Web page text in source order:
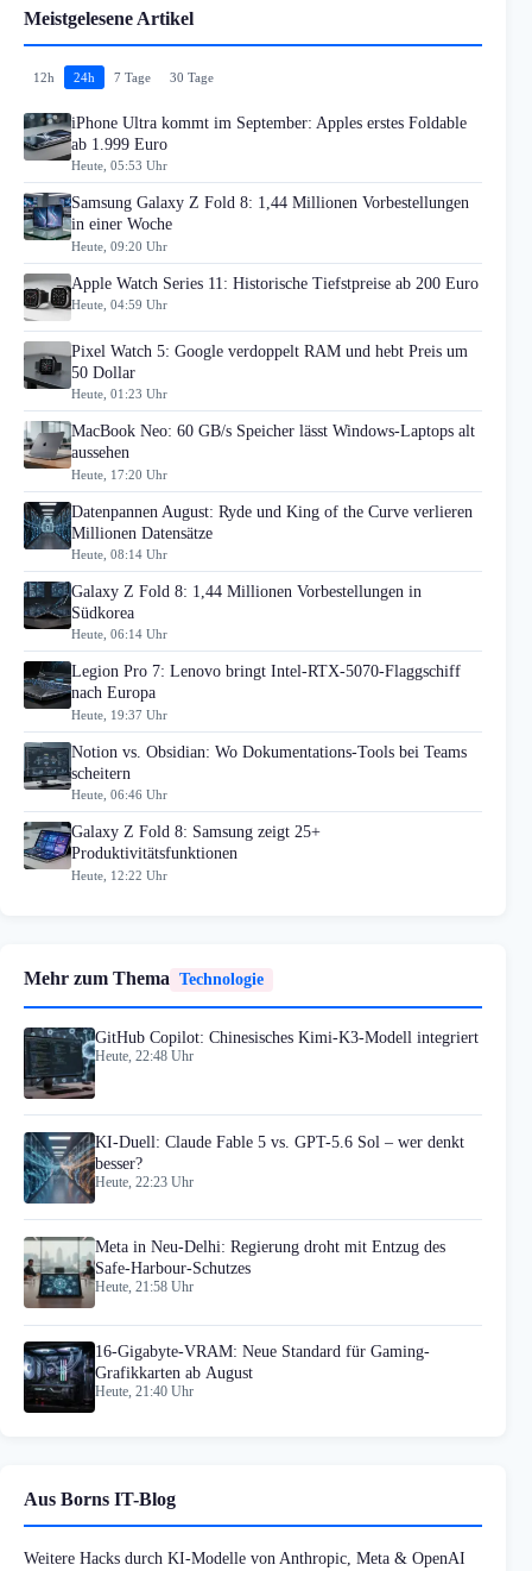
Meistgelesene Artikel
12h 24h 7 Tage 30 Tage
iPhone Ultra kommt im September: Apples erstes Foldable
ab 1.999 Euro
Heute, 05:53 Uhr
Samsung Galaxy Z Fold 8: 1,44 Millionen Vorbestellungen
in einer Woche
Heute, 09:20 Uhr
Apple Watch Series 11: Historische Tiefstpreise ab 200 Euro
Heute, 04:59 Uhr
Pixel Watch 5: Google verdoppelt RAM und hebt Preis um
50 Dollar
Heute, 01:23 Uhr
MacBook Neo: 60 GB/s Speicher lässt Windows-Laptops alt
aussehen
Heute, 17:20 Uhr
Datenpannen August: Ryde und King of the Curve verlieren
Millionen Datensätze
Heute, 08:14 Uhr
Galaxy Z Fold 8: 1,44 Millionen Vorbestellungen in
Südkorea
Heute, 06:14 Uhr
Legion Pro 7: Lenovo bringt Intel-RTX-5070-Flaggschiff
nach Europa
Heute, 19:37 Uhr
Notion vs. Obsidian: Wo Dokumentations-Tools bei Teams
scheitern
Heute, 06:46 Uhr
Galaxy Z Fold 8: Samsung zeigt 25+
Produktivitätsfunktionen
Heute, 12:22 Uhr
Mehr zum Thema Technologie
GitHub Copilot: Chinesisches Kimi-K3-Modell integriert
Heute, 22:48 Uhr
KI-Duell: Claude Fable 5 vs. GPT-5.6 Sol – wer denkt
besser?
Heute, 22:23 Uhr
Meta in Neu-Delhi: Regierung droht mit Entzug des
Safe-Harbour-Schutzes
Heute, 21:58 Uhr
16-Gigabyte-VRAM: Neue Standard für Gaming-
Grafikkarten ab August
Heute, 21:40 Uhr
Aus Borns IT-Blog
Weitere Hacks durch KI-Modelle von Anthropic, Meta & OpenAI